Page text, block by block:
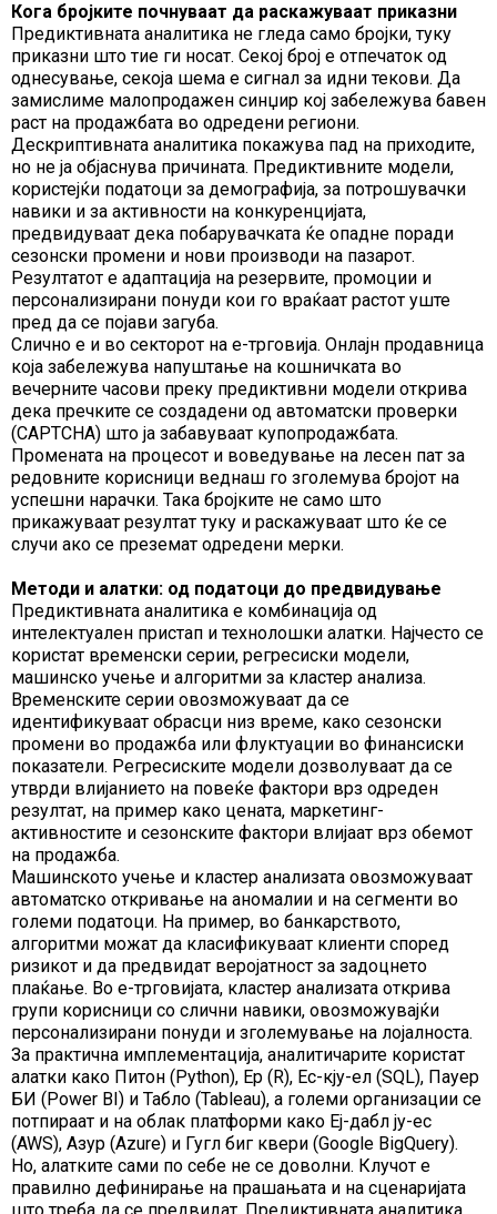
Кога бројките почнуваат да раскажуваат приказни
Предиктивната аналитика не гледа само бројки, туку
приказни што тие ги носат. Секој број е отпечаток од
однесување, секоја шема е сигнал за идни текови. Да
замислиме малопродажен синџир кој забележува бавен
раст на продажбата во одредени региони.
Дескриптивната аналитика покажува пад на приходите,
но не ја објаснува причината. Предиктивните модели,
користејќи податоци за демографија, за потрошувачки
навики и за активности на конкуренцијата,
предвидуваат дека побарувачката ќе опадне поради
сезонски промени и нови производи на пазарот.
Резултатот е адаптација на резервите, промоции и
персонализирани понуди кои го враќаат растот уште
пред да се појави загуба.
Слично е и во секторот на е-трговија. Онлајн продавница
која забележува напуштање на кошничката во
вечерните часови преку предиктивни модели открива
дека пречките се создадени од автоматски проверки
(CAPTCHA) што ја забавуваат купопродажбата.
Промената на процесот и воведување на лесен пат за
редовните корисници веднаш го зголемува бројот на
успешни нарачки. Така бројките не само што
прикажуваат резултат туку и раскажуваат што ќе се
случи ако се преземат одредени мерки.
Методи и алатки: од податоци до предвидување
Предиктивната аналитика е комбинација од
интелектуален пристап и технолошки алатки. Најчесто се
користат временски серии, регресиски модели,
машинско учење и алгоритми за кластер анализа.
Временските серии овозможуваат да се
идентификуваат обрасци низ време, како сезонски
промени во продажба или флуктуации во финансиски
показатели. Регресиските модели дозволуваат да се
утврди влијанието на повеќе фактори врз одреден
резултат, на пример како цената, маркетинг-
активностите и сезонските фактори влијаат врз обемот
на продажба.
Машинското учење и кластер анализата овозможуваат
автоматско откривање на аномалии и на сегменти во
големи податоци. На пример, во банкарството,
алгоритми можат да класификуваат клиенти според
ризикот и да предвидат веројатност за задоцнето
плаќање. Во е-трговијата, кластер анализата открива
групи корисници со слични навики, овозможувајќи
персонализирани понуди и зголемување на лојалноста.
За практична имплементација, аналитичарите користат
алатки како Питон (Python), Ер (R), Ес-кју-ел (SQL), Пауер
БИ (Power BI) и Табло (Tableau), а големи организации се
потпираат и на облак платформи како Еј-дабл ју-ес
(AWS), Азур (Azure) и Гугл биг квери (Google BigQuery).
Но, алатките сами по себе не се доволни. Клучот е
правилно дефинирање на прашањата и на сценаријата